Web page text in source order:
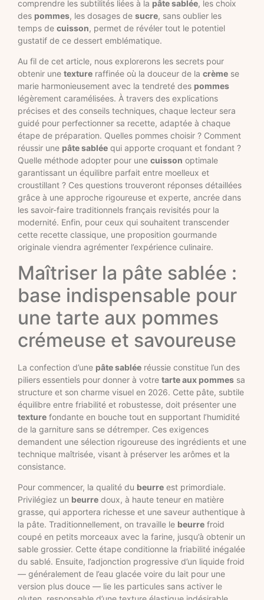
comprendre les subtilités liées à la pâte sablée, les choix
des pommes, les dosages de sucre, sans oublier les
temps de cuisson, permet de révéler tout le potentiel
gustatif de ce dessert emblématique.
Au fil de cet article, nous explorerons les secrets pour
obtenir une texture raffinée où la douceur de la crème se
marie harmonieusement avec la tendreté des pommes
légèrement caramélisées. À travers des explications
précises et des conseils techniques, chaque lecteur sera
guidé pour perfectionner sa recette, adaptée à chaque
étape de préparation. Quelles pommes choisir ? Comment
réussir une pâte sablée qui apporte croquant et fondant ?
Quelle méthode adopter pour une cuisson optimale
garantissant un équilibre parfait entre moelleux et
croustillant ? Ces questions trouveront réponses détaillées
grâce à une approche rigoureuse et experte, ancrée dans
les savoir-faire traditionnels français revisités pour la
modernité. Enfin, pour ceux qui souhaitent transcender
cette recette classique, une proposition gourmande
originale viendra agrémenter l’expérience culinaire.
Maîtriser la pâte sablée :
base indispensable pour
une tarte aux pommes
crémeuse et savoureuse
La confection d’une pâte sablée réussie constitue l’un des
piliers essentiels pour donner à votre tarte aux pommes sa
structure et son charme visuel en 2026. Cette pâte, subtile
équilibre entre friabilité et robustesse, doit présenter une
texture fondante en bouche tout en supportant l’humidité
de la garniture sans se détremper. Ces exigences
demandent une sélection rigoureuse des ingrédients et une
technique maîtrisée, visant à préserver les arômes et la
consistance.
Pour commencer, la qualité du beurre est primordiale.
Privilégiez un beurre doux, à haute teneur en matière
grasse, qui apportera richesse et une saveur authentique à
la pâte. Traditionnellement, on travaille le beurre froid
coupé en petits morceaux avec la farine, jusqu’à obtenir un
sable grossier. Cette étape conditionne la friabilité inégalée
du sablé. Ensuite, l’adjonction progressive d’un liquide froid
— généralement de l’eau glacée voire du lait pour une
version plus douce — lie les particules sans activer le